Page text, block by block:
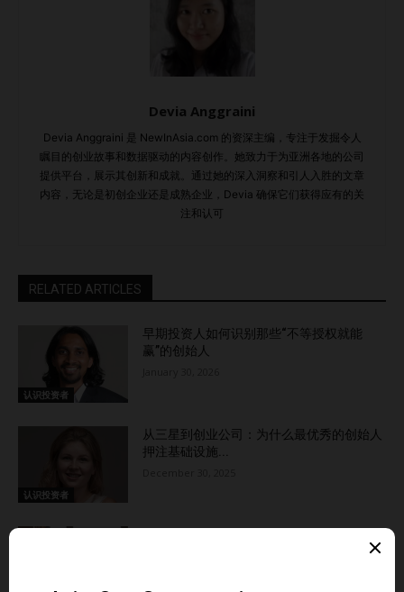
Devia Anggraini
Devia Anggraini 是 NewInAsia.com 的资深主编，专注于发掘令人
瞩目的创业故事和数据驱动的内容创作。她致力于为亚洲各地的公司
提供平台，展示其创新和成就。通过她的深入洞察和引人入胜的文章
内容，无论是初创企业还是成熟企业，Devia 确保它们获得应有的关
注和认可
RELATED ARTICLES
认识投资者
早期投资人如何识别那些“不等授权就能
赢”的创始人
认识投资者
从三星到创业公司：为什么最优秀的创始人
押注基础设施...